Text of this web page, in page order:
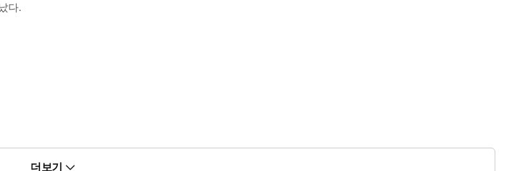
다.
더보기